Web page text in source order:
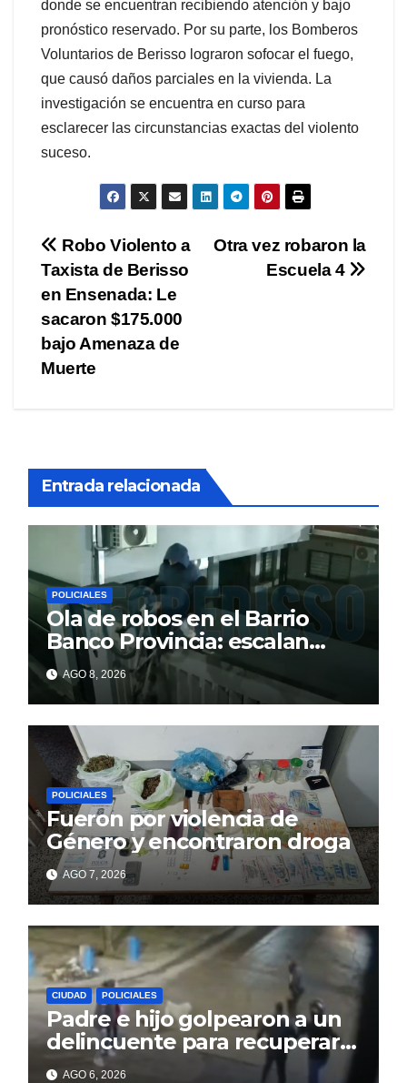
donde se encuentran recibiendo atención y bajo
pronóstico reservado. Por su parte, los Bomberos
Voluntarios de Berisso lograron sofocar el fuego,
que causó daños parciales en la vivienda. La
investigación se encuentra en curso para
esclarecer las circunstancias exactas del violento
suceso.
Navegación
de
entradas
Otra vez robaron la
Escuela 4
Robo Violento a
Taxista de Berisso
en Ensenada: Le
sacaron $175.000
bajo Amenaza de
Muerte
Entrada relacionada
POLICIALES
Ola de robos en el Barrio
Banco Provincia: escalan
paredes en la noche y nadie
responde
AGO 8, 2026
POLICIALES
Fueron por violencia de
Género y encontraron droga
AGO 7, 2026
CIUDAD POLICIALES
Padre e hijo golpearon a un
delincuente para recuperar
un celular robado en Berisso
AGO 6, 2026